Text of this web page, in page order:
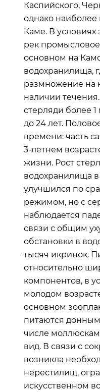
Каспийского,
однако
Каме. В условиях
рек
основном на
водохранилища,
размножение на
наличии
стерляди более 1
до 24 лет.
времени: часть
3-летнем
жизни. Рост
водохранилища
улучшился по
режимом, но с
наблюдается
связи с общим
обстановки в
тысяч икринок.
относительно
компонентов, в
молодом
основном
питаются
числе
вид. В связи с
возникла
нерестилищ,
искусственном